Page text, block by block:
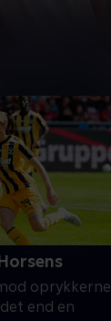
oprykkerne
end en